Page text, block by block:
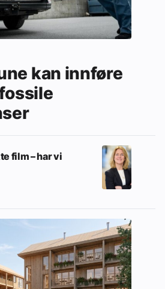
kan innføre
film – har vi